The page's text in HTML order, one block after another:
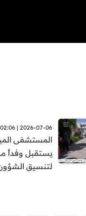
2026-07-06 | 02:06
المستشفى
يستقبل وفداً
لتنسيق الشؤون